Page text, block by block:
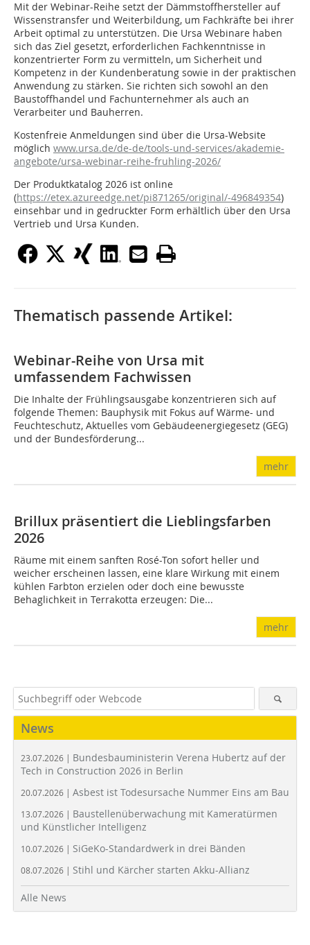
Mit der Webinar-Reihe setzt der Dämmstoffhersteller auf
Wissenstransfer und Weiterbildung, um Fachkräfte bei ihrer
Arbeit optimal zu unterstützen. Die Ursa Webinare haben
sich das Ziel gesetzt, erforderlichen Fachkenntnisse in
konzentrierter Form zu vermitteln, um Sicherheit und
Kompetenz in der Kundenberatung sowie in der praktischen
Anwendung zu stärken. Sie richten sich sowohl an den
Baustoffhandel und Fachunternehmer als auch an
Verarbeiter und Bauherren.
Kostenfreie Anmeldungen sind über die Ursa-Website
möglich www.ursa.de/de-de/tools-und-services/akademie-
angebote/ursa-webinar-reihe-fruhling-2026/
Der Produktkatalog 2026 ist online
(https://etex.azureedge.net/pi871265/original/-496849354)
einsehbar und in gedruckter Form erhältlich über den Ursa
Vertrieb und Ursa Kunden.
Thematisch passende Artikel:
Webinar-Reihe von Ursa mit
umfassendem Fachwissen
Die Inhalte der Frühlingsausgabe konzentrieren sich auf
folgende Themen: Bauphysik mit Fokus auf Wärme- und
Feuchteschutz, Aktuelles vom Gebäudeenergiegesetz (GEG)
und der Bundesförderung...
mehr
Brillux präsentiert die Lieblingsfarben
2026
Räume mit einem sanften Rosé-Ton sofort heller und
weicher erscheinen lassen, eine klare Wirkung mit einem
kühlen Farbton erzielen oder doch eine bewusste
Behaglichkeit in Terrakotta erzeugen: Die...
mehr
News
23.07.2026 | Bundesbauministerin Verena Hubertz auf der
Tech in Construction 2026 in Berlin
20.07.2026 | Asbest ist Todesursache Nummer Eins am Bau
13.07.2026 | Baustellenüberwachung mit Kameratürmen
und Künstlicher Intelligenz
10.07.2026 | SiGeKo-Standardwerk in drei Bänden
08.07.2026 | Stihl und Kärcher starten Akku-Allianz
Alle News